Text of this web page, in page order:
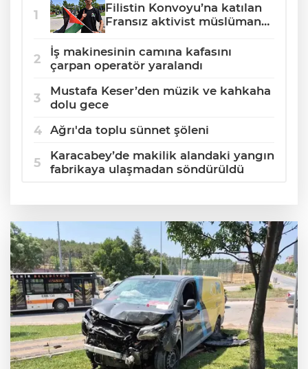
Filistin Konvoyu’na katılan
Fransız aktivist müslüman
İş makinesinin camına kafasını
çarpan operatör yaralandı
Mustafa Keser’den müzik ve kahkaha
dolu gece
Ağrı'da toplu sünnet şöleni
Karacabey’de makilik alandaki yangın
fabrikaya ulaşmadan söndürüldü